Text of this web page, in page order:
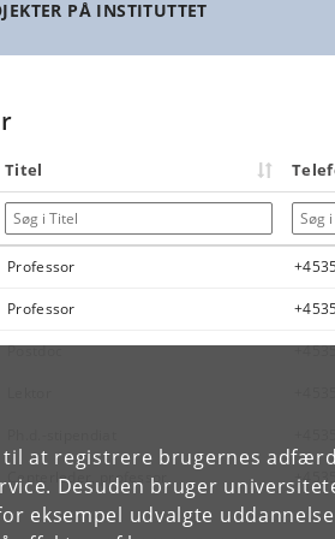
at registrere brugernes
Desuden bruger
eksempel udvalgte
PÅ INSTITUTTET
Titel
Søg i Titel Søg i
Professor
Professor
Postdoc
Centerleder, professor